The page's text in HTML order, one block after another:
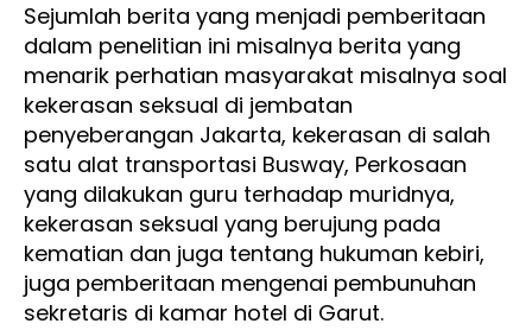
Sejumlah berita yang menjadi pemberitaan
dalam penelitian ini misalnya berita yang
menarik perhatian masyarakat misalnya soal
kekerasan seksual di jembatan
penyeberangan Jakarta, kekerasan di salah
satu alat transportasi Busway, Perkosaan
yang dilakukan guru terhadap muridnya,
kekerasan seksual yang berujung pada
kematian dan juga tentang hukuman kebiri,
juga pemberitaan mengenai pembunuhan
sekretaris di kamar hotel di Garut.